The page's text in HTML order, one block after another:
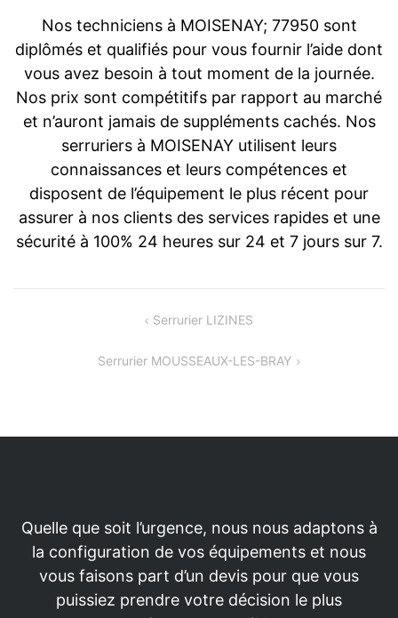
Nos techniciens à MOISENAY; 77950 sont
diplômés et qualifiés pour vous fournir l’aide dont
vous avez besoin à tout moment de la journée.
Nos prix sont compétitifs par rapport au marché
et n’auront jamais de suppléments cachés. Nos
serruriers à MOISENAY utilisent leurs
connaissances et leurs compétences et
disposent de l’équipement le plus récent pour
assurer à nos clients des services rapides et une
sécurité à 100% 24 heures sur 24 et 7 jours sur 7.
Serrurier LIZINES
Serrurier MOUSSEAUX-LES-BRAY
Quelle que soit l’urgence, nous nous adaptons à
la configuration de vos équipements et nous
vous faisons part d’un devis pour que vous
puissiez prendre votre décision le plus